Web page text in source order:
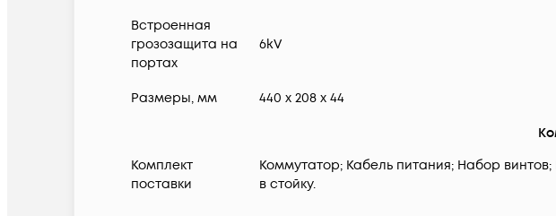
Встроенная
грозозащита на
портах
6kV
Размеры, мм 440 x 208 x 44
Комплект
поставки
Коммутатор; Кабель питания; Набор
в стойку.